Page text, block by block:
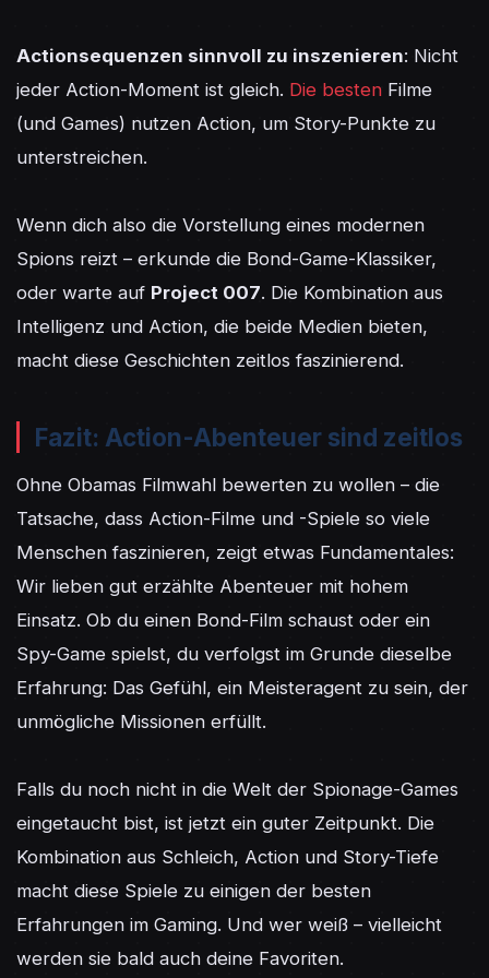
Actionsequenzen sinnvoll zu inszenieren: Nicht
jeder Action-Moment ist gleich. Die besten Filme
(und Games) nutzen Action, um Story-Punkte zu
unterstreichen.
Wenn dich also die Vorstellung eines modernen
Spions reizt – erkunde die Bond-Game-Klassiker,
oder warte auf Project 007. Die Kombination aus
Intelligenz und Action, die beide Medien bieten,
macht diese Geschichten zeitlos faszinierend.
Fazit: Action-Abenteuer sind zeitlos
Ohne Obamas Filmwahl bewerten zu wollen – die
Tatsache, dass Action-Filme und -Spiele so viele
Menschen faszinieren, zeigt etwas Fundamentales:
Wir lieben gut erzählte Abenteuer mit hohem
Einsatz. Ob du einen Bond-Film schaust oder ein
Spy-Game spielst, du verfolgst im Grunde dieselbe
Erfahrung: Das Gefühl, ein Meisteragent zu sein, der
unmögliche Missionen erfüllt.
Falls du noch nicht in die Welt der Spionage-Games
eingetaucht bist, ist jetzt ein guter Zeitpunkt. Die
Kombination aus Schleich, Action und Story-Tiefe
macht diese Spiele zu einigen der besten
Erfahrungen im Gaming. Und wer weiß – vielleicht
werden sie bald auch deine Favoriten.